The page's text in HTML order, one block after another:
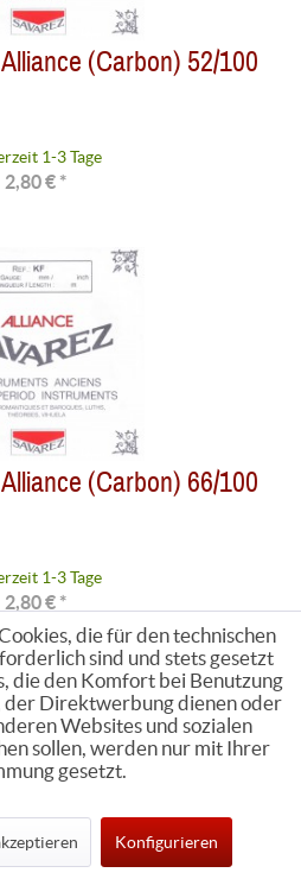
(Carbon) 52/100
1-3 Tage
2,80 € *
(Carbon) 66/100
1-3 Tage
2,80 € *
die für den technischen
sind und stets gesetzt
die den Komfort bei Benutzung
der Direktwerbung dienen oder
Websites und sozialen
sollen, werden nur mit Ihrer
gesetzt.
Konfigurieren